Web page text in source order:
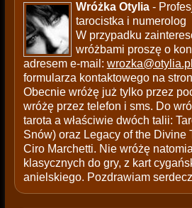
Wróżka Otylia-
tarocistka i numerolog
W przypadku
wróżbami proszę o
adresem e-mail: wrozka@otylia.pl
formularza kontaktowego na
Obecnie wróżę już tylko przez
wróżę przez telefon i sms. Do
tarota a właściwie dwóch talii:
Snów) oraz Legacy of the Divine
Ciro Marchetti. Nie wróżę
klasycznych do gry, z kart
anielskiego. Pozdrawiam